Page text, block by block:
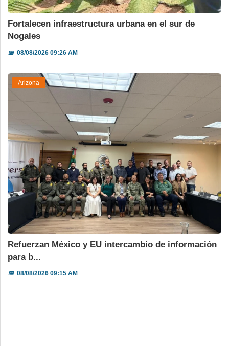
Fortalecen infraestructura urbana en el sur de
Nogales
📅08/08/2026 09:26 AM
Arizona
Refuerzan México y EU intercambio de información
para b...
📅08/08/2026 09:15 AM